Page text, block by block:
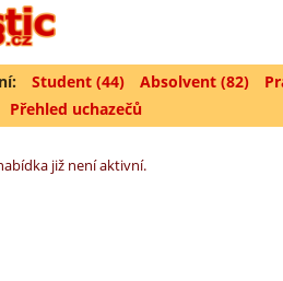
Student (44) Absolvent (82)
Přehled uchazečů
již není aktivní.